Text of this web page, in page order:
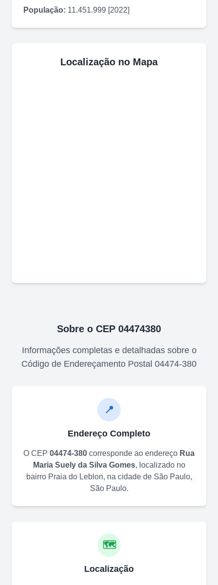
População: 11.451.999 [2022]
Localização no Mapa
Sobre o CEP 04474380
Informações completas e detalhadas sobre o
Código de Endereçamento Postal 04474-380
📍
Endereço Completo
O CEP 04474-380 corresponde ao endereço Rua
Maria Suely da Silva Gomes, localizado no
bairro Praia do Leblon, na cidade de São Paulo,
São Paulo.
🗺️
Localização